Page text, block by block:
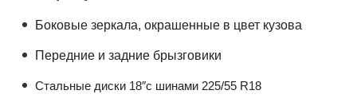
Боковые зеркала, окрашенные в цвет кузова
Передние и задние брызговики
Стальные диски 18″с шинами 225/55 R18